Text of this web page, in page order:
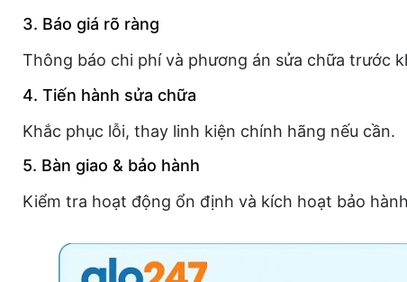
3. Báo giá rõ ràng
Thông báo chi phí và phương án sửa chữa trước
4. Tiến hành sửa chữa
Khắc phục lỗi, thay linh kiện chính hãng nếu cần.
5. Bàn giao & bảo hành
Kiểm tra hoạt động ổn định và kích hoạt bảo